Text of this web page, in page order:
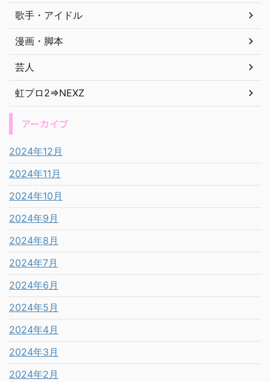
歌手・アイドル
漫画・脚本
芸人
虹プロ2⇒NEXZ
アーカイブ
2024年12月
2024年11月
2024年10月
2024年9月
2024年8月
2024年7月
2024年6月
2024年5月
2024年4月
2024年3月
2024年2月